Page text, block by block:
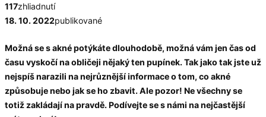
117zhliadnutí
18. 10. 2022publikované
Možná se s akné potýkáte dlouhodobě, možná vám jen čas od
času vyskočí na obličeji nějaký ten pupínek. Tak jako tak jste už
nejspíš narazili na nejrůznější informace o tom, co akné
způsobuje nebo jak se ho zbavit. Ale pozor! Ne všechny se
totiž zakládají na pravdě. Podívejte se s námi na nejčastější